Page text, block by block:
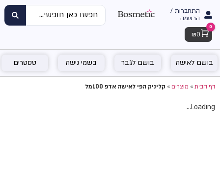
התחברות /
הרשמה
Cart
0
₪ 0
בושם לאישה בושם לגבר בשמי נישה טסטרים
דף הבית»מוצרים»קליניק הפי לאישה אדפ 100מל
Loading...